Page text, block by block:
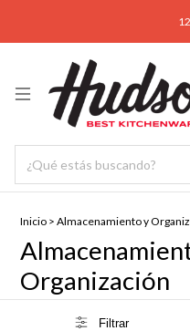
12
Inicio > Almacenamiento y
Organización
Filtrar